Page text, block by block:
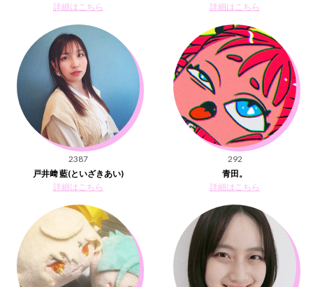
詳細はこちら
詳細はこちら
2387
戸井﨑 藍(といざきあい)
詳細はこちら
292
青田。
詳細はこちら